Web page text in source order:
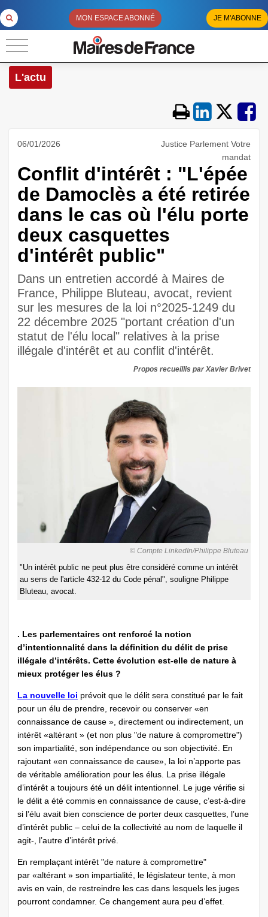
MON ESPACE ABONNÉ JE M'ABONNE
L'actu
06/01/2026
Justice Parlement Votre
mandat
Conflit d'intérêt : "L'épée
de Damoclès a été retirée
dans le cas où l'élu porte
deux casquettes
d'intérêt public"
Dans un entretien accordé à Maires de
France, Philippe Bluteau, avocat, revient
sur les mesures de la loi n°2025-1249 du
22 décembre 2025 "portant création d'un
statut de l'élu local" relatives à la prise
illégale d'intérêt et au conflit d'intérêt.
Propos recueillis par Xavier Brivet
© Compte LinkedIn/Philippe Bluteau
"Un intérêt public ne peut plus être considéré comme un intérêt
au sens de l'article 432-12 du Code pénal", souligne Philippe
Bluteau, avocat.
. Les parlementaires ont renforcé la notion
d’intentionnalité dans la définition du délit de prise
illégale d’intérêts. Cette évolution est-elle de nature à
mieux protéger les élus ?
La nouvelle loi prévoit que le délit sera constitué par le fait
pour un élu de prendre, recevoir ou conserver «en
connaissance de cause », directement ou indirectement, un
intérêt «altérant » (et non plus "de nature à compromettre")
son impartialité, son indépendance ou son objectivité. En
rajoutant «en connaissance de cause», la loi n’apporte pas
de véritable amélioration pour les élus. La prise illégale
d’intérêt a toujours été un délit intentionnel. Le juge vérifie si
le délit a été commis en connaissance de cause, c’est-à-dire
si l’élu avait bien conscience de porter deux casquettes, l’une
d’intérêt public – celui de la collectivité au nom de laquelle il
agit-, l’autre d’intérêt privé.
En remplaçant intérêt "de nature à compromettre"
par «altérant » son impartialité, le législateur tente, à mon
avis en vain, de restreindre les cas dans lesquels les juges
pourront condamner. Ce changement aura peu d’effet.